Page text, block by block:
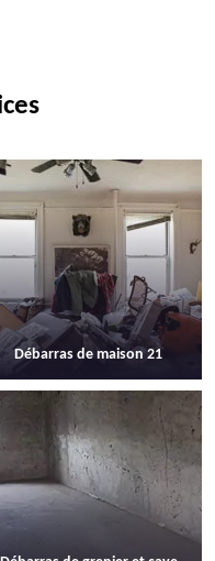
Débarras de maison 21